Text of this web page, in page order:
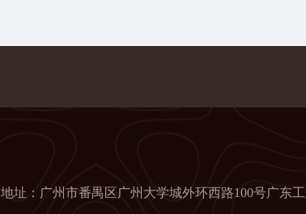
地址：广州市番禺区广州大学城外环西路100号广东